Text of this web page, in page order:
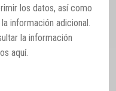
los datos, así como
información adicional.
la información
aquí.